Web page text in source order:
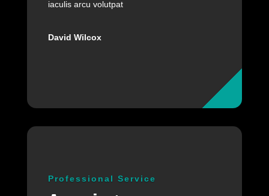
iaculis arcu volutpat
David Wilcox
Professional Service